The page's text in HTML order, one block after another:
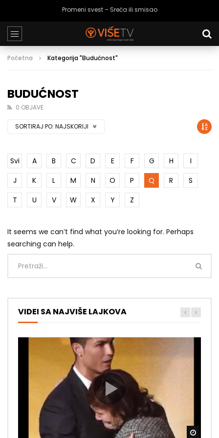
Ja tako volim – Strah od budućnosti
Početna Kategorija "Budućnost"
BUDUĆNOST
0 OBJAVE
SORTIRAJ PO: NAJSKORIJI
Svi A B C D E F G H
I
J
K L M N O P Q R
S
T
U V W X Y Z
It seems we can’t find what you’re looking for. Perhaps
searching can help.
VIDEI SA NAJVIŠE LAJKOVA